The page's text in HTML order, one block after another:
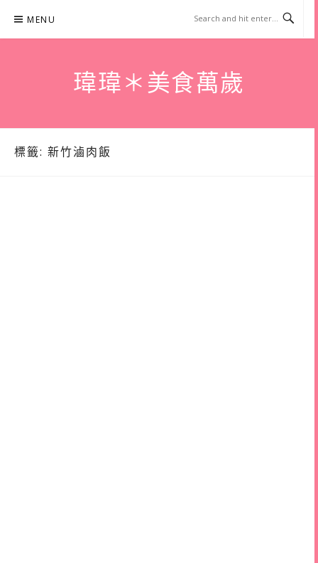
content
MENU
瑋瑋＊美食萬歲
標籤: 新竹滷肉飯